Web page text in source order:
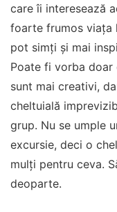
care îi interesează
foarte frumos viața
pot simți și mai
Poate fi vorba doar
sunt mai creativi,
cheltuială
grup. Nu se umple
excursie, deci o
mulți pentru ceva.
deoparte.